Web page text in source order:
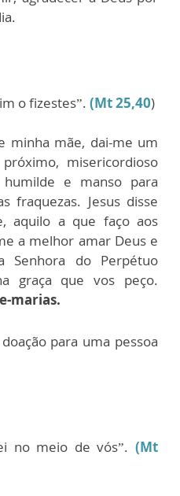
o fizestes”. (Mt 25,40)
minha mãe, dai-me um
misericordioso
e manso para
fraquezas. Jesus disse
aquilo a que faço aos
a melhor amar Deus e
Senhora do Perpétuo
graça que vos peço.
marias.
para uma pessoa
no meio de vós”.(Mt